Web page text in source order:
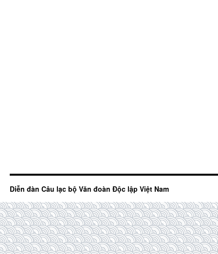
Diễn đàn Câu lạc bộ Văn đoàn Độc lập Việt Nam